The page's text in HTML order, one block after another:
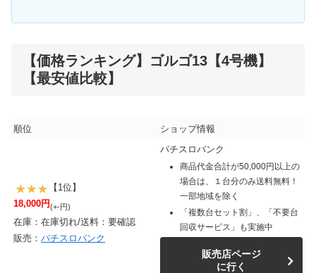
【価格ランキング】ゴルゴ13【4号機】
【最安値比較】
順位 ショップ情報
【1位】
18,000円(+-円)
在庫：在庫切れ/送料：要確認
販売： パチスロバンク
パチスロバンク
商品代金合計が50,000円以上の
場合は、１台分のみ送料無料！
一部地域を除く
「複数台セット割」、「不要台
回収サービス」も実施中
販売店ページ
に行く